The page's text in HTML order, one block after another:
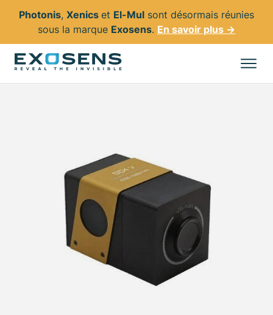
Aller
Photonis, Xenics et El-Mul sont désormais réunies
sous la marque Exosens. En savoir plus →
Tous les produits